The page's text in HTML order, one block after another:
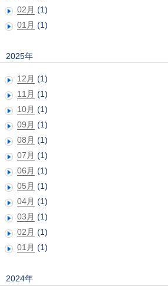
02月 (1)
01月 (1)
2025年
12月 (1)
11月 (1)
10月 (1)
09月 (1)
08月 (1)
07月 (1)
06月 (1)
05月 (1)
04月 (1)
03月 (1)
02月 (1)
01月 (1)
2024年